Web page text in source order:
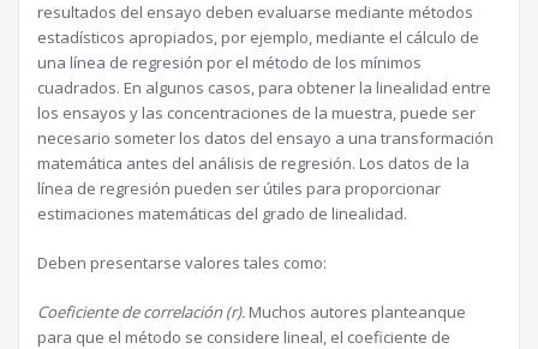
resultados del ensayo deben evaluarse mediante métodos
estadísticos apropiados, por ejemplo, mediante el cálculo de
una línea de regresión por el método de los mínimos
cuadrados. En algunos casos, para obtener la linealidad entre
los ensayos y las concentraciones de la muestra, puede ser
necesario someter los datos del ensayo a una transformación
matemática antes del análisis de regresión. Los datos de la
línea de regresión pueden ser útiles para proporcionar
estimaciones matemáticas del grado de linealidad.
Deben presentarse valores tales como:
Coeficiente de correlación (r). Muchos autores planteanque
para que el método se considere lineal, el coeficiente de